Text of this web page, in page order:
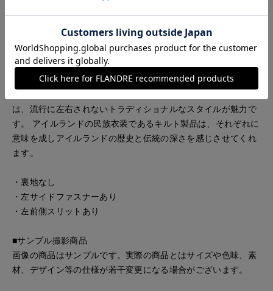
《O'neil of Dublin/オニールオブダブリン》
オニール オブ ダブリンは、1850年代からアイルランドの首都
ダブリンで民族衣装であるキルト製品を作り続けている名門フ
ァクトリー。 現在も、ダブリンの中でも古い歴史を持つ テン
は、流行に左右されないトラディショナルなスタイルが魅力で
す。 アイルランドの民族衣装であるキルト製品は、それぞれに
意味を成しアイルランドの歴史と伝統の深さを感じさせてくれ
ます。
・裏地なし
・左サイドファスナーあり
・左前側スリットあり
■サンプル撮影商品
画像の商品はサンプルです。実際の商品とはサイズや色味、素
材、デザイン等の仕様が若干変更になる場合がございます。